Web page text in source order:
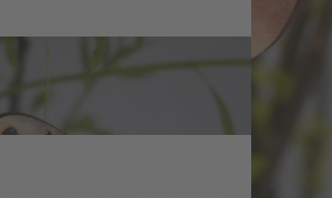
Holz (4er Set) zeigen Rotkehlchen,
Dompfaff als detailreiche Silhouetten und
in Wohn- und Gartenbereichen. An
Vase, in gebundenen Kränzen oder als
bringen sie ein motivisches
ihren kompakten Maßen von jeweils ca. 7,5
T) fügen sie sich harmonisch in